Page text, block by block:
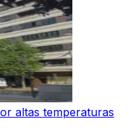
altas temperaturas